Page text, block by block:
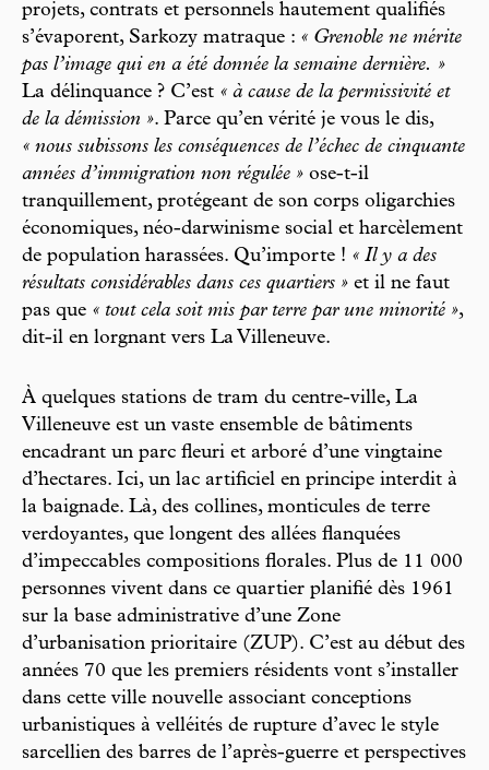
projets, contrats et personnels hautement qualifiés
s’évaporent, Sarkozy matraque : « Grenoble ne mérite
pas l’image qui en a été donnée la semaine dernière. »
La délinquance ? C’est « à cause de la permissivité et
de la démission ». Parce qu’en vérité je vous le dis,
« nous subissons les conséquences de l’échec de cinquante
années d’immigration non régulée » ose-t-il
tranquillement, protégeant de son corps oligarchies
économiques, néo-darwinisme social et harcèlement
de population harassées. Qu’importe ! « Il y a des
résultats considérables dans ces quartiers » et il ne faut
pas que « tout cela soit mis par terre par une minorité »,
dit-il en lorgnant vers La Villeneuve.
À quelques stations de tram du centre-ville, La
Villeneuve est un vaste ensemble de bâtiments
encadrant un parc fleuri et arboré d’une vingtaine
d’hectares. Ici, un lac artificiel en principe interdit à
la baignade. Là, des collines, monticules de terre
verdoyantes, que longent des allées flanquées
d’impeccables compositions florales. Plus de 11 000
personnes vivent dans ce quartier planifié dès 1961
sur la base administrative d’une Zone
d’urbanisation prioritaire (ZUP). C’est au début des
années 70 que les premiers résidents vont s’installer
dans cette ville nouvelle associant conceptions
urbanistiques à velléités de rupture d’avec le style
sarcellien des barres de l’après-guerre et perspectives